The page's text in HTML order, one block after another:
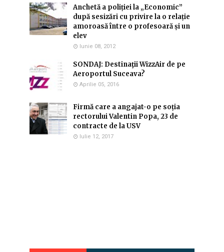
Anchetă a poliției la „Economic”
după sesizări cu privire la o relație
amoroasă între o profesoară și un
elev
Iunie 08, 2012
SONDAJ: Destinaţii WizzAir de pe
Aeroportul Suceava?
Aprilie 05, 2016
Firmă care a angajat-o pe soția
rectorului Valentin Popa, 23 de
contracte de la USV
Iulie 12, 2017